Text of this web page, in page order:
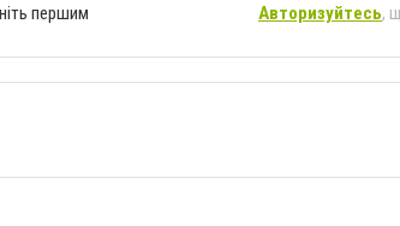
першим Авторизуйтесь,